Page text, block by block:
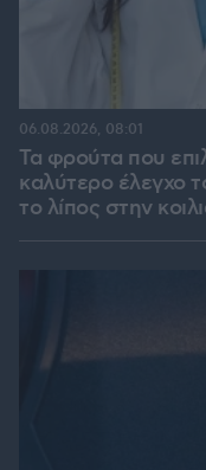
Τα φρούτα που
καλύτερο έλεγχο
το λίπος στην
06.08.2026, 08:01